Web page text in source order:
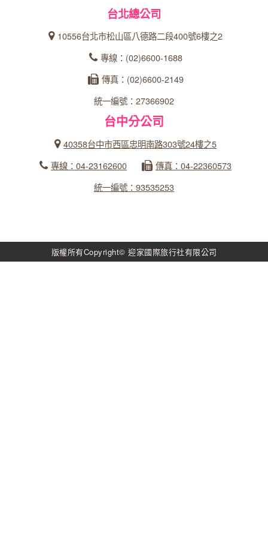
台北總公司
10556台北市松山區八德路二段400號6樓之2
專線：(02)6600-1688
傳真：(02)6600-2149
統一編號：27366902
台中分公司
40358台中市西區忠明南路303號24樓之5
專線：04-23162600
傳真：04-22360573
統一編號：93535253
版權所有Copyright© 迎家國際旅行社有限公司